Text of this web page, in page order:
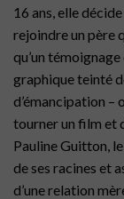
16 ans, elle
rejoindre un père
qu’un
graphique teinté
d’émancipation –
tourner un film et
Pauline Guitton,
de ses racines et
d’une relation